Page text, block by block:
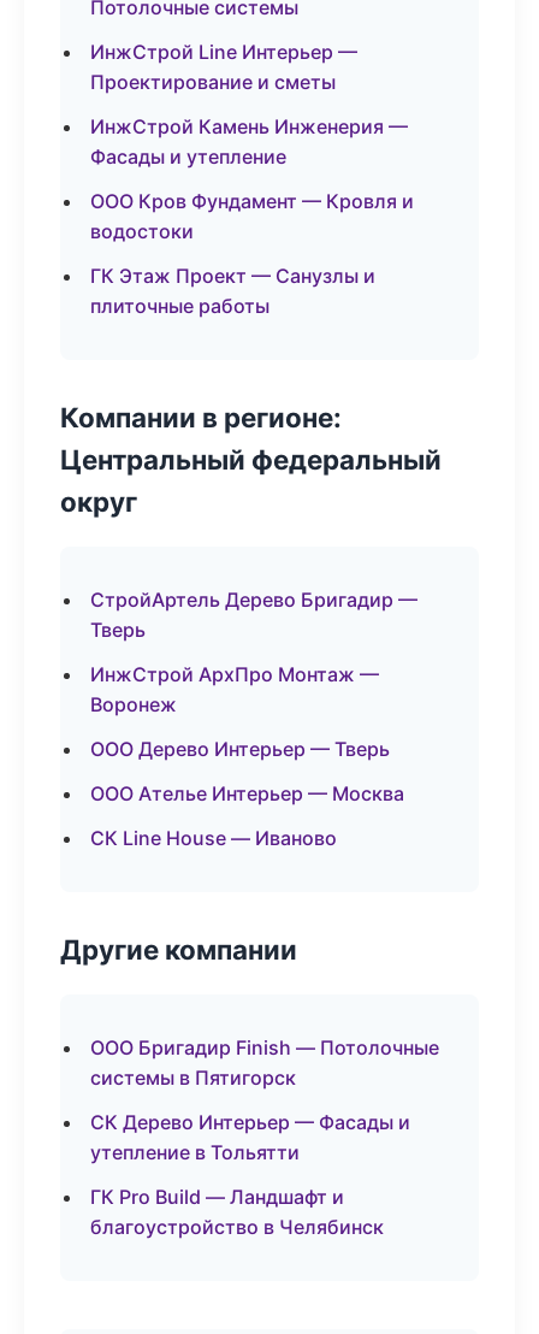
Потолочные системы
ИнжСтрой Line Интерьер —
Проектирование и сметы
ИнжСтрой Камень Инженерия —
Фасады и утепление
ООО Кров Фундамент — Кровля и
водостоки
ГК Этаж Проект — Санузлы и
плиточные работы
Компании в регионе:
Центральный федеральный
округ
СтройАртель Дерево Бригадир —
Тверь
ИнжСтрой АрхПро Монтаж —
Воронеж
ООО Дерево Интерьер — Тверь
ООО Ателье Интерьер — Москва
СК Line House — Иваново
Другие компании
ООО Бригадир Finish — Потолочные
системы в Пятигорск
СК Дерево Интерьер — Фасады и
утепление в Тольятти
ГК Pro Build — Ландшафт и
благоустройство в Челябинск